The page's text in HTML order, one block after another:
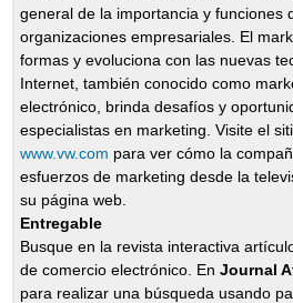
general de la importancia y funciones
organizaciones empresariales. El
formas y evoluciona con las nuevas
Internet, también conocido como
electrónico, brinda desafíos y
especialistas en marketing. Visite el
www.vw.com para ver cómo la
esfuerzos de marketing desde la
su página web.
Entregable
Busque en la revista interactiva
de comercio electrónico. EnJournal
para realizar una búsqueda usando